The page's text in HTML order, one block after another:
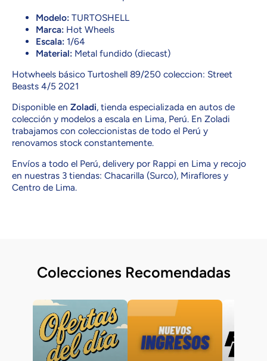
Modelo: TURTOSHELL
Marca: Hot Wheels
Escala: 1/64
Material: Metal fundido (diecast)
Hotwheels básico Turtoshell 89/250 coleccion: Street
Beasts 4/5 2021
Disponible en Zoladi, tienda especializada en autos de
colección y modelos a escala en Lima, Perú. En Zoladi
trabajamos con coleccionistas de todo el Perú y
renovamos stock constantemente.
Envíos a todo el Perú, delivery por Rappi en Lima y recojo
en nuestras 3 tiendas: Chacarilla (Surco), Miraflores y
Centro de Lima.
Colecciones Recomendadas